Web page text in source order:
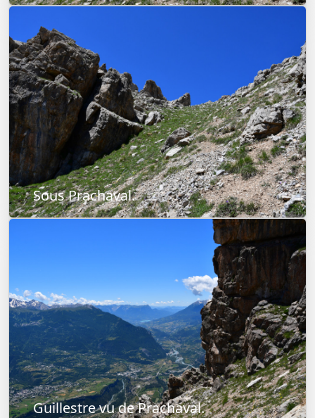
Sous Prachaval.
Guillestre vu de Prachaval.